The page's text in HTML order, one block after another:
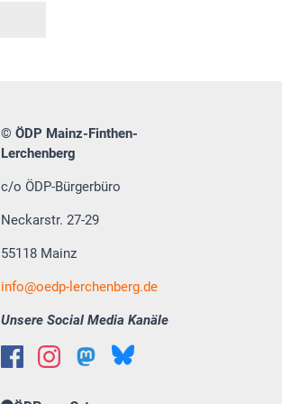
© ÖDP Mainz-Finthen-
Lerchenberg
c/o ÖDP-Bürgerbüro
Neckarstr. 27-29
55118 Mainz
info oedp-lerchenberg.de
Unsere Social Media Kanäle